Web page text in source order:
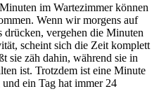
im Wartezimmer können
Wenn wir morgens auf
drücken, vergehen die Minuten
scheint sich die Zeit komplett
sie zäh dahin, während sie in
ist. Trotzdem ist eine Minute
ein Tag hat immer 24